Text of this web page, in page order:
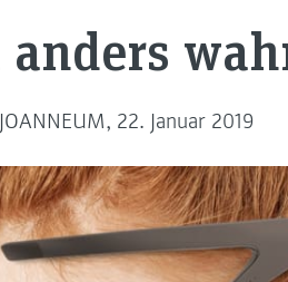
22. Januar 2019